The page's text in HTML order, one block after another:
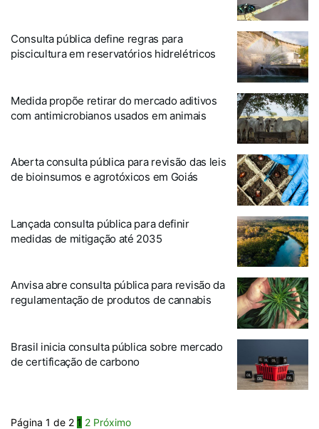
Consulta pública define regras para
piscicultura em reservatórios hidrelétricos
Medida propõe retirar do mercado aditivos
com antimicrobianos usados em animais
Aberta consulta pública para revisão das leis
de bioinsumos e agrotóxicos em Goiás
Lançada consulta pública para definir
medidas de mitigação até 2035
Anvisa abre consulta pública para revisão da
regulamentação de produtos de cannabis
Brasil inicia consulta pública sobre mercado
de certificação de carbono
Página 1 de 2 1 2 Próximo